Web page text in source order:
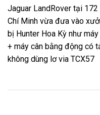
Jaguar LandRover tại 172
Chí Minh vừa đưa vào
bị Hunter Hoa Kỳ như
+ máy cân bằng động có
không dùng lơ via TCX57